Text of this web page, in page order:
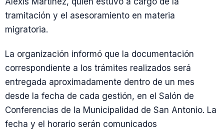
tramitación y el asesoramiento en materia
migratoria.
La organización informó que la documentación
correspondiente a los trámites realizados será
entregada aproximadamente dentro de un mes
desde la fecha de cada gestión, en el Salón de
Conferencias de la Municipalidad de San Antonio. La
fecha y el horario serán comunicados